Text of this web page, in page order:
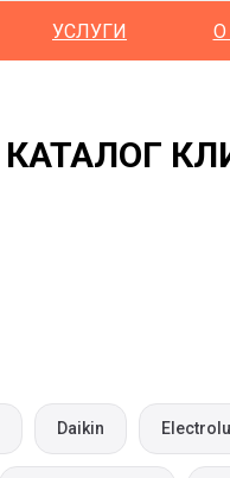
УСЛУГИ О
КАТАЛОГ
Daikin